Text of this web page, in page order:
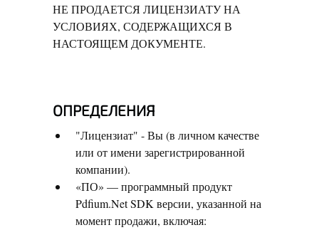
НЕ ПРОДАЕТСЯ ЛИЦЕНЗИАТУ НА
УСЛОВИЯХ, СОДЕРЖАЩИХСЯ В
НАСТОЯЩЕМ ДОКУМЕНТЕ.
ОПРЕДЕЛЕНИЯ
"Лицензиат" - Вы (в личном качестве
или от имени зарегистрированной
компании).
«ПО» — программный продукт
Pdfium.Net SDK версии, указанной на
момент продажи, включая: